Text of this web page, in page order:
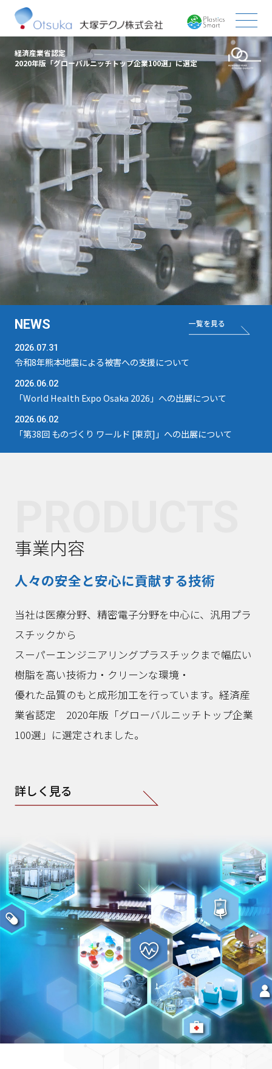
経済産業省認定
2020年版「グローバルニッチトップ企業100選」に選定
NEWS
2026.07.31
令和8年熊本地震による被害への支援について
2026.06.02
「World Health Expo Osaka 2026」への出展について
2026.06.02
「第38回 ものづくり ワールド [東京]」への出展について
一覧を見る
事業内容
人々の安全と安心に貢献する技術
当社は医療分野、精密電子分野を中心に、汎用プラ
スチックから
スーパーエンジニアリングプラスチックまで幅広い
樹脂を高い技術力・クリーンな環境・
優れた品質のもと成形加工を行っています。 経済産
業省認定 2020年版「グローバルニッチトップ企業
100選」に選定されました。
詳しく見る